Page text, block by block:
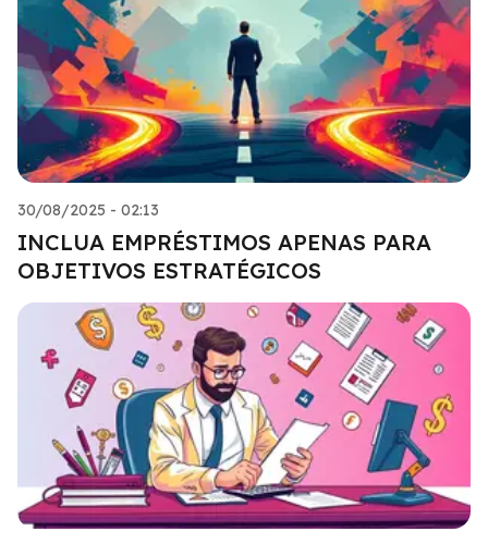
30/08/2025 - 02:13
INCLUA EMPRÉSTIMOS APENAS PARA
OBJETIVOS ESTRATÉGICOS